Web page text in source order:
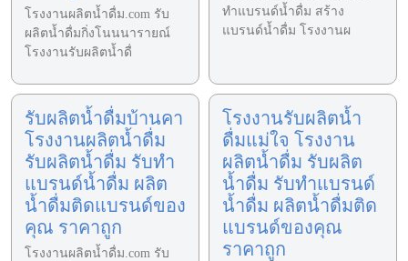
โรงงานผลิตน้ำดื่ม.com รับ
ผลิตน้ำดื่มกิ่งโนนนารายณ์
โรงงานรับผลิตน้ำดื่
ทำแบรนด์น้ำดื่ม สร้าง
แบรนด์น้ำดื่ม โรงงานผ
รับผลิตน้ำดื่มบ้านคา
โรงงานผลิตน้ำดื่ม
รับผลิตน้ำดื่ม รับทำ
แบรนด์น้ำดื่ม ผลิต
น้ำดื่มติดแบรนด์ของ
คุณ ราคาถูก
โรงงานผลิตน้ำดื่ม.com รับ
โรงงานรับผลิตน้ำ
ดื่มแม่ใจ โรงงาน
ผลิตน้ำดื่ม รับผลิต
น้ำดื่ม รับทำแบรนด์
น้ำดื่ม ผลิตน้ำดื่มติด
แบรนด์ของคุณ
ราคาถูก